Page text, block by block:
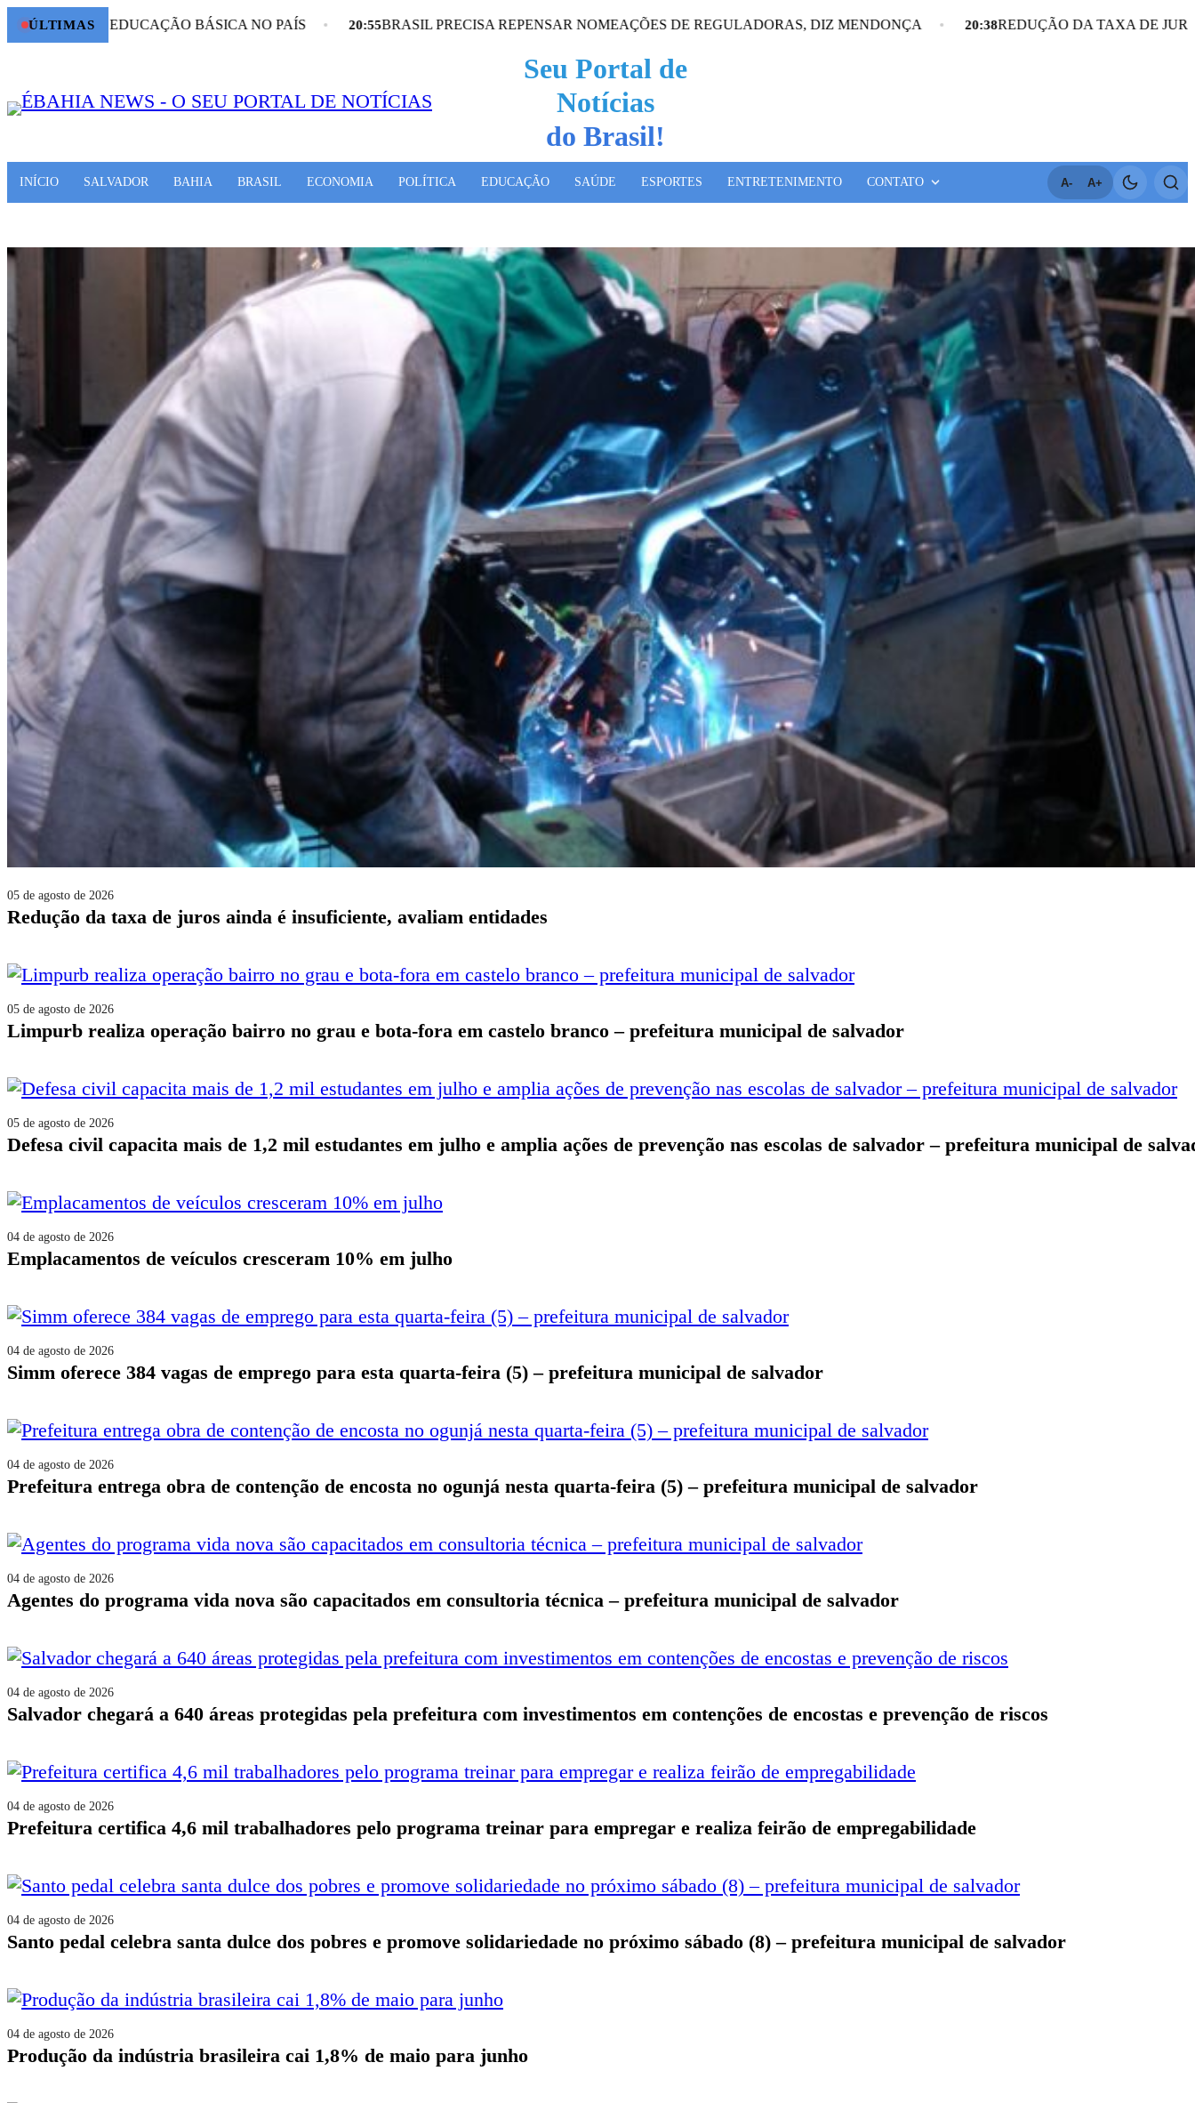
ÚLTIMAS
DA EDUCAÇÃO BÁSICA NO PAÍS 20:55 BRASIL PRECISA REPENSAR NOMEAÇÕES DE REGULADORAS, DIZ MENDONÇA 20:38 REDUÇÃO DA TAXA DE JUROS
Seu Portal de
Notícias
do Mundo!
INÍCIO SALVADOR BAHIA BRASIL ECONOMIA POLÍTICA EDUCAÇÃO SAÚDE ESPORTES ENTRETENIMENTO CONTATO A- A+
05 de agosto de 2026
redução da taxa de juros ainda é insuficiente, avaliam entidades
05 de agosto de 2026
limpurb realiza operação bairro no grau e bota-fora em castelo branco – prefeitura municipal de salvador
05 de agosto de 2026
defesa civil capacita mais de 1,2 mil estudantes em julho e amplia ações de prevenção nas escolas de salvador – prefeitura municipal de
04 de agosto de 2026
emplacamentos de veículos cresceram 10% em julho
04 de agosto de 2026
simm oferece 384 vagas de emprego para esta quarta-feira (5) – prefeitura municipal de salvador
04 de agosto de 2026
prefeitura entrega obra de contenção de encosta no ogunjá nesta quarta-feira (5) – prefeitura municipal de salvador
04 de agosto de 2026
agentes do programa vida nova são capacitados em consultoria técnica – prefeitura municipal de salvador
04 de agosto de 2026
salvador chegará a 640 áreas protegidas pela prefeitura com investimentos em contenções de encostas e prevenção de riscos
04 de agosto de 2026
prefeitura certifica 4,6 mil trabalhadores pelo programa treinar para empregar e realiza feirão de empregabilidade
04 de agosto de 2026
santo pedal celebra santa dulce dos pobres e promove solidariedade no próximo sábado (8) – prefeitura municipal de salvador
04 de agosto de 2026
produção da indústria brasileira cai 1,8% de maio para junho